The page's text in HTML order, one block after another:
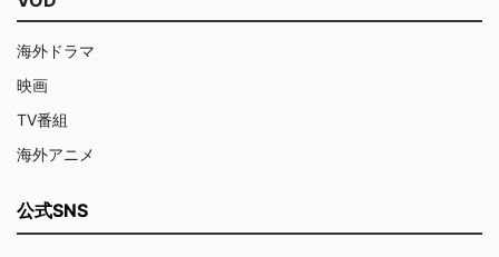
海外ドラマ
映画
TV番組
海外アニメ
公式SNS